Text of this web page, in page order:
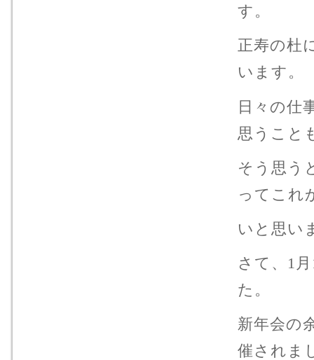
す。
正寿の杜
います。
日々の仕
思うこと
そう思う
ってこれ
いと思い
さて、1
た。
新年会の
催されま